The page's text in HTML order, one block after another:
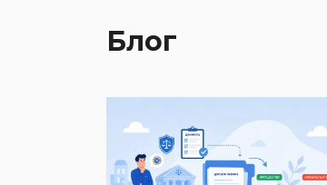
Блог